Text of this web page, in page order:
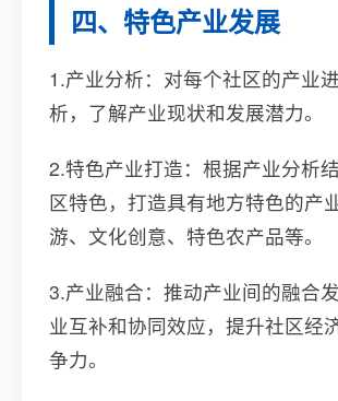
四、特色产业发展
1.产业分析：对每个社区的产业
析，了解产业现状和发展潜力。
2.特色产业打造：根据产业分析
区特色，打造具有地方特色的产
游、文化创意、特色农产品等。
3.产业融合：推动产业间的融合
业互补和协同效应，提升社区经
争力。